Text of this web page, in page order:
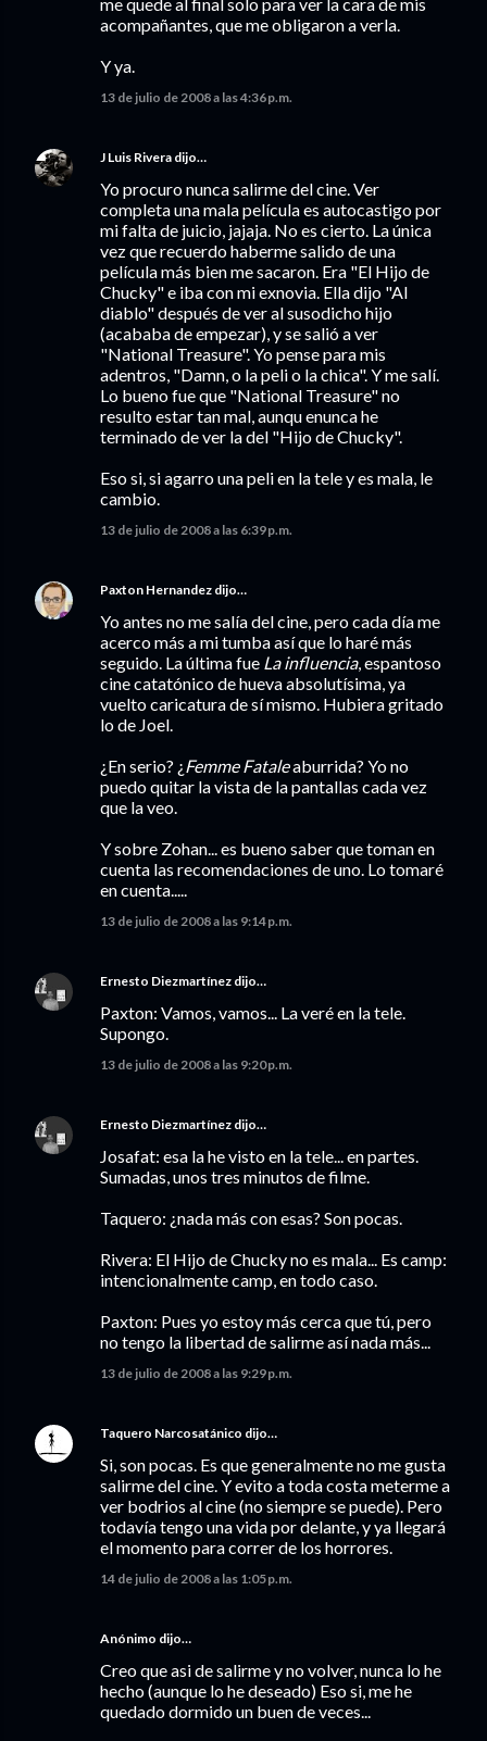
acompañantes, que me obligaron a verla.
Y ya.
13 de julio de 2008 a las 4:36 p.m.
J Luis Rivera dijo…
Yo procuro nunca salirme del cine. Ver
completa una mala película es autocastigo por
mi falta de juicio, jajaja. No es cierto. La única
vez que recuerdo haberme salido de una
película más bien me sacaron. Era "El Hijo de
Chucky" e iba con mi exnovia. Ella dijo "Al
diablo" después de ver al susodicho hijo
(acababa de empezar), y se salió a ver
"National Treasure". Yo pense para mis
adentros, "Damn, o la peli o la chica". Y me salí.
Lo bueno fue que "National Treasure" no
resulto estar tan mal, aunqu enunca he
terminado de ver la del "Hijo de Chucky".
Eso si, si agarro una peli en la tele y es mala, le
cambio.
13 de julio de 2008 a las 6:39 p.m.
Paxton Hernandez dijo…
Yo antes no me salía del cine, pero cada día me
acerco más a mi tumba así que lo haré más
seguido. La última fue La influencia, espantoso
cine catatónico de hueva absolutísima, ya
vuelto caricatura de sí mismo. Hubiera gritado
lo de Joel.
¿En serio? ¿Femme Fataleaburrida? Yo no
puedo quitar la vista de la pantallas cada vez
que la veo.
Y sobre Zohan... es bueno saber que toman en
cuenta las recomendaciones de uno. Lo tomaré
en cuenta.....
13 de julio de 2008 a las 9:14 p.m.
Ernesto Diezmartínez dijo…
Paxton: Vamos, vamos... La veré en la tele.
Supongo.
13 de julio de 2008 a las 9:20 p.m.
Ernesto Diezmartínez dijo…
Josafat: esa la he visto en la tele... en partes.
Sumadas, unos tres minutos de filme.
Taquero: ¿nada más con esas? Son pocas.
Rivera: El Hijo de Chucky no es mala... Es camp:
intencionalmente camp, en todo caso.
Paxton: Pues yo estoy más cerca que tú, pero
no tengo la libertad de salirme así nada más...
13 de julio de 2008 a las 9:29 p.m.
Taquero Narcosatánico dijo…
Si, son pocas. Es que generalmente no me gusta
salirme del cine. Y evito a toda costa meterme a
ver bodrios al cine (no siempre se puede). Pero
todavía tengo una vida por delante, y ya llegará
el momento para correr de los horrores.
14 de julio de 2008 a las 1:05 p.m.
Anónimo dijo…
Creo que asi de salirme y no volver, nunca lo he
hecho (aunque lo he deseado) Eso si, me he
quedado dormido un buen de veces...